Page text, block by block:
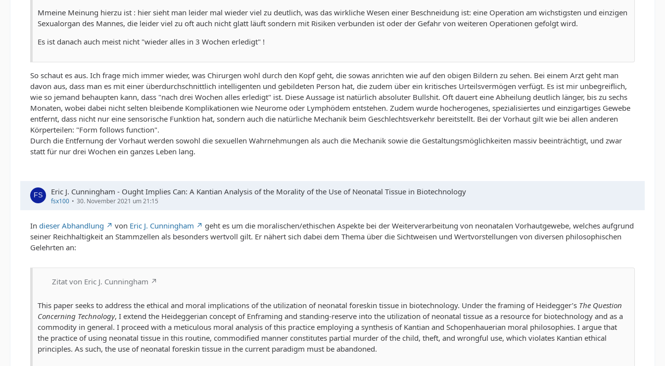
Mmeine Meinung hierzu ist : hier sieht man leider mal wieder viel zu deutlich, was das wirkliche Wesen einer Beschneidung ist: eine Operation am wichstigsten und einzigen
Sexualorgan des Mannes, die leider viel zu oft auch nicht glatt läuft sondern mit Risiken verbunden ist oder der Gefahr von weiteren Operationen gefolgt wird.
Es ist danach auch meist nicht "wieder alles in 3 Wochen erledigt" !
So schaut es aus. Ich frage mich immer wieder, was Chirurgen wohl durch den Kopf geht, die sowas anrichten wie auf den obigen Bildern zu sehen. Bei einem Arzt geht man
davon aus, dass man es mit einer überdurchschnittlich intelligenten und gebildeten Person hat, die zudem über ein kritisches Urteilsvermögen verfügt. Es ist mir unbegreiflich,
wie so jemand behaupten kann, dass "nach drei Wochen alles erledigt" ist. Diese Aussage ist natürlich absoluter Bullshit. Oft dauert eine Abheilung deutlich länger, bis zu sechs
Monaten, wobei dabei nicht selten bleibende Komplikationen wie Neurome oder Lymphödem entstehen. Zudem wurde hocherogenes, spezialisiertes und einzigartiges Gewebe
entfernt, dass nicht nur eine sensorische Funktion hat, sondern auch die natürliche Mechanik beim Geschlechtsverkehr bereitstellt. Bei der Vorhaut gilt wie bei allen anderen
Körperteilen: "Form follows function".
Durch die Entfernung der Vorhaut werden sowohl die sexuellen Wahrnehmungen als auch die Mechanik sowie die Gestaltungsmöglichkeiten massiv beeinträchtigt, und zwar
statt für nur drei Wochen ein ganzes Leben lang.
Eric J. Cunningham - Ought Implies Can: A Kantian Analysis of the Morality of the Use of Neonatal Tissue in Biotechnology
fsx100 30. November 2021 um 21:15
In dieser Abhandlung von Eric J. Cunningham
geht es um die moralischen/ethischen Aspekte bei der Weiterverarbeitung von neonatalen Vorhautgewebe, welches aufgrund
seiner Reichhaltigkeit an Stammzellen als besonders wertvoll gilt. Er nähert sich dabei dem Thema über die Sichtweisen und Wertvorstellungen von diversen philosophischen
Gelehrten an:
Zitat von Eric J. Cunningham
This paper seeks to address the ethical and moral implications of the utilization of neonatal foreskin tissue in biotechnology. Under the framing of Heidegger’s The Question
Concerning Technology, I extend the Heideggerian concept of Enframing and standing-reserve into the utilization of neonatal tissue as a resource for biotechnology and as a
commodity in general. I proceed with a meticulous moral analysis of this practice employing a synthesis of Kantian and Schopenhauerian moral philosophies. I argue that
the practice of using neonatal tissue in this routine, commodified manner constitutes partial murder of the child, theft, and wrongful use, which violates Kantian ethical
principles. As such, the use of neonatal foreskin tissue in the current paradigm must be abandoned.